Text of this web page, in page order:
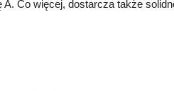
Co więcej, dostarcza także